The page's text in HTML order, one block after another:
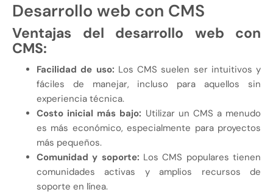
Desarrollo web con CMS
Ventajas del desarrollo web con
CMS:
Facilidad de uso: Los CMS suelen ser intuitivos y
fáciles de manejar, incluso para aquellos sin
experiencia técnica.
Costo inicial más bajo: Utilizar un CMS a menudo
es más económico, especialmente para proyectos
más pequeños.
Comunidad y soporte: Los CMS populares tienen
comunidades activas y amplios recursos de
soporte en línea.